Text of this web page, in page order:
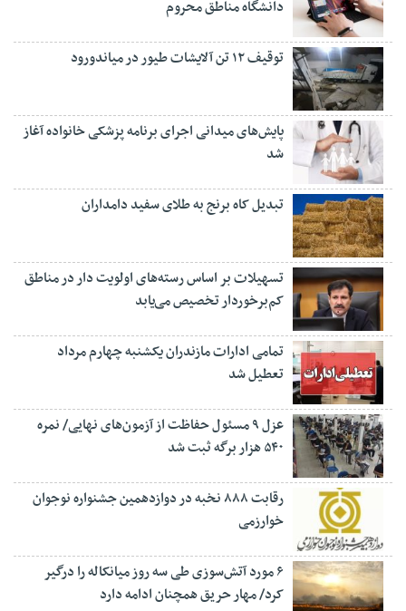
دانشگاه مناطق محروم
توقیف ۱۲ تن آلایشات طیور در میاندورود
پایش‌های میدانی اجرای برنامه پزشکی خانواده آغاز
شد
تبدیل کاه برنج به طلای سفید دامداران
تسهیلات بر اساس رسته‌های اولویت دار در مناطق
کم‌برخوردار تخصیص می‌یابد
تمامی ادارات مازندران یکشنبه چهارم مرداد
تعطیل شد
عزل ۹ مسئول حفاظت از آزمون‌های نهایی/ نمره
۵۴۰ هزار برگه ثبت شد
رقابت ۸۸۸ نخبه در دوازدهمین جشنواره نوجوان
خوارزمی
۶ مورد آتش‌سوزی طی سه روز میانکاله را درگیر
کرد/ مهار حریق همچنان ادامه دارد